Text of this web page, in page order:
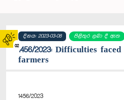
02
දිනය: 2023-03-08 පිළිතුර ලබා දී ඇත
1456/2023: Difficulties
farmers
1456/2023